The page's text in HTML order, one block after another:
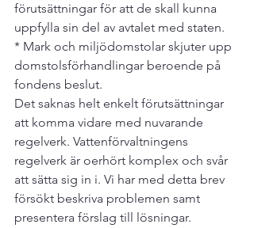
förutsättningar för att de skall kunna
uppfylla sin del av avtalet med staten.
* Mark och miljödomstolar skjuter upp
domstolsförhandlingar beroende på
fondens beslut.
Det saknas helt enkelt förutsättningar
att komma vidare med nuvarande
regelverk. Vattenförvaltningens
regelverk är oerhört komplex och svår
att sätta sig in i. Vi har med detta brev
försökt beskriva problemen samt
presentera förslag till lösningar.